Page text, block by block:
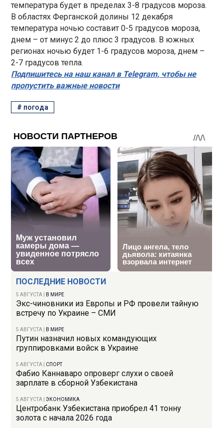
ПОСЛЕДНИЕ НОВОСТИ
5 АВГУСТА В МИРЕ
Экс-чиновники из Европы и РФ провели тайную
встречу по Украине – СМИ
5 АВГУСТА В МИРЕ
Путин назначил новых командующих
группировками войск в Украине
5 АВГУСТА СПОРТ
Фабио Каннаваро опроверг слухи о своей
зарплате в сборной Узбекистана
5 АВГУСТА |ЭКОНОМИКА
Центробанк Узбекистана приобрел 41 тонну
золота с начала 2026 года
температура будет в пределах 3-8 градусов мороза.
В областях Ферганской долины 12 декабря
температура ночью составит 0-5 градусов мороза,
днем – от минус 2 до плюс 3 градусов. В южных
регионах ночью будет 1-6 градусов мороза, днем –
2-7 градусов тепла.
Подпишитесь на наш канал в Telegram, чтобы не
пропустить важные новости
# погода